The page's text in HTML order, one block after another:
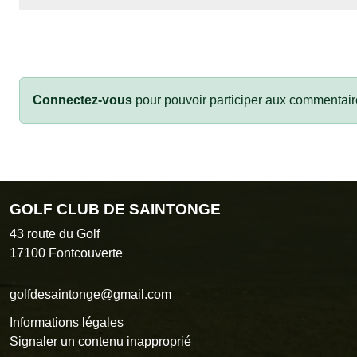
Connectez-vous pour pouvoir participer aux
GOLF CLUB DE SAINTONGE
43 route du Golf
17100 Fontcouverte
golfdesaintonge@gmail.com
Informations légales
Signaler un contenu inapproprié